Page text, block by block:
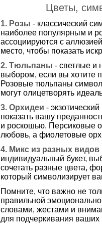
Цветы,
1. Розы - классический
наиболее популярным и
ассоциируются с
место, чтобы показать
2. Тюльпаны - светлые и
выбором, если вы хотите
Розовые тюльпаны
могут олицетворять
3. Орхидеи -
показать вашу
и роскошью. Персиковые
любовь, а фиолетовые
4. Микс из разных видов
индивидуальный букет,
сочетать разные цвета,
который символизирует
Помните, что важно не
правильной
словами, жестами и
для подчеркивания ваших